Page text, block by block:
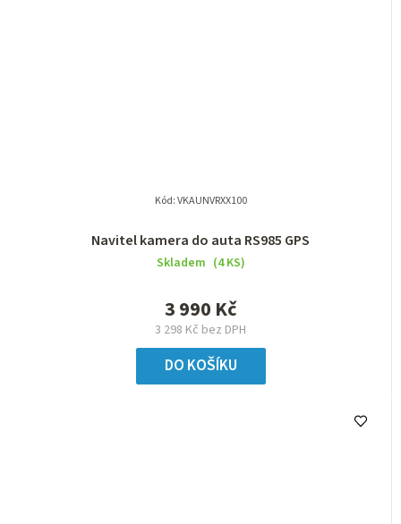
Navitel kamera do auta RS985 GPS
Skladem (4 KS)
3 298 Kč bez DPH
3 990 Kč
DO KOŠÍKU
Kód:VKAUNVRXX100